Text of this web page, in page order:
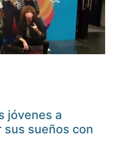
jóvenes a
sueños con